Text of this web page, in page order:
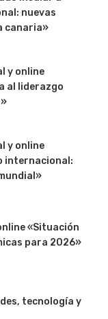
nuevas
canaria»
y online
al liderazgo
y online
internacional:
«Situación
para 2026»
tecnología y